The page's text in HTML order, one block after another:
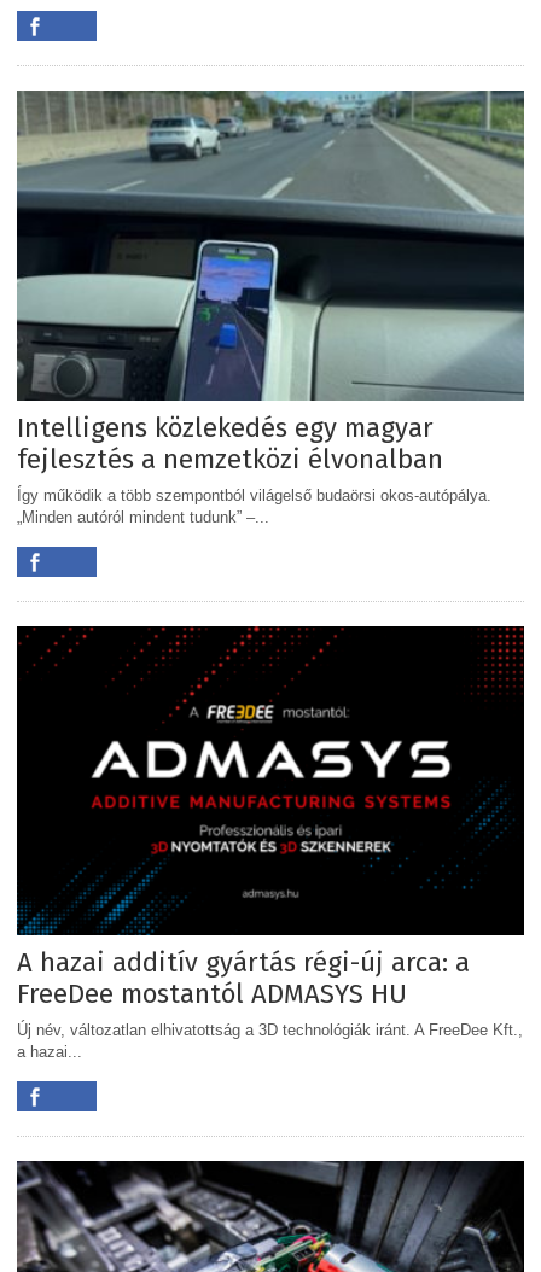
Intelligens közlekedés egy magyar
fejlesztés a nemzetközi élvonalban
Így működik a több szempontból világelső budaörsi okos-autópálya.
„Minden autóról mindent tudunk” –...
A hazai additív gyártás régi-új arca: a
FreeDee mostantól ADMASYS HU
Új név, változatlan elhivatottság a 3D technológiák iránt. A FreeDee Kft.,
a hazai...